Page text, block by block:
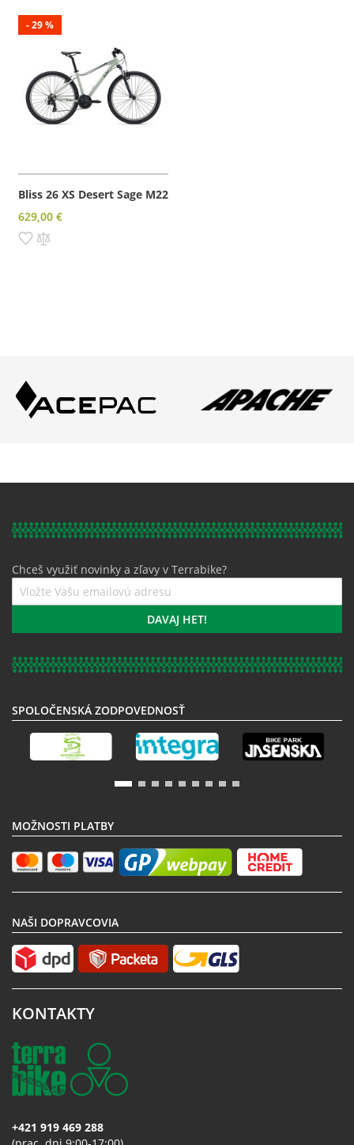
- 29 %
Bliss 26 XS Desert Sage M22
629,00 €
Pridať do zoznamu prianí
Chceš využiť novinky a zľavy v Terrabike?
Prihláste
sa
odberu
DAVAJ HET!
SPOLOČENSKÁ ZODPOVEDNOSŤ
MOŽNOSTI PLATBY
NAŠI DOPRAVCOVIA
KONTAKTY
+421 919 469 288